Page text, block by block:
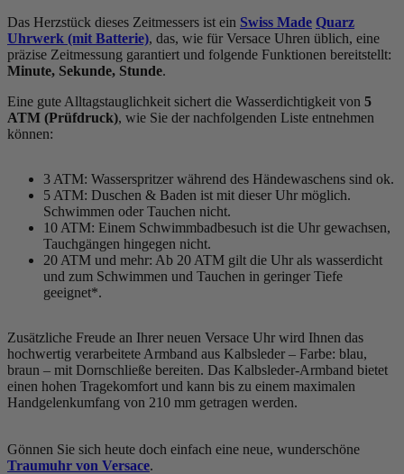
Das Herzstück dieses Zeitmessers ist ein Swiss Made Quarz
Uhrwerk (mit Batterie), das, wie für Versace Uhren üblich, eine
präzise Zeitmessung garantiert und folgende Funktionen bereitstellt:
Minute, Sekunde, Stunde.
Eine gute Alltagstauglichkeit sichert die Wasserdichtigkeit von 5
ATM (Prüfdruck), wie Sie der nachfolgenden Liste entnehmen
können:
3 ATM: Wasserspritzer während des Händewaschens sind ok.
5 ATM: Duschen & Baden ist mit dieser Uhr möglich.
Schwimmen oder Tauchen nicht.
10 ATM: Einem Schwimmbadbesuch ist die Uhr gewachsen,
Tauchgängen hingegen nicht.
20 ATM und mehr: Ab 20 ATM gilt die Uhr als wasserdicht
und zum Schwimmen und Tauchen in geringer Tiefe
geeignet*.
Zusätzliche Freude an Ihrer neuen Versace Uhr wird Ihnen das
hochwertig verarbeitete Armband aus Kalbsleder – Farbe: blau,
braun – mit Dornschließe bereiten. Das Kalbsleder-Armband bietet
einen hohen Tragekomfort und kann bis zu einem maximalen
Handgelenkumfang von 210 mm getragen werden.
Gönnen Sie sich heute doch einfach eine neue, wunderschöne
Traumuhr von Versace.